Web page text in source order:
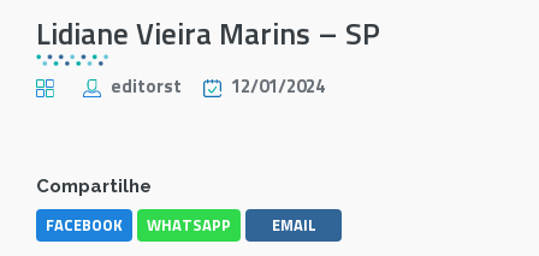
Lidiane Vieira Marins – SP
editorst 12/01/2024
Compartilhe
FACEBOOK WHATSAPP EMAIL